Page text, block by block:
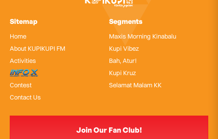
Sitemap
Home
About KUPIKUPI FM
Activities
InfoX
Contest
Contact Us
Segments
Maxis Morning Kinabalu
Kupi Vibez
Bah, Atur!
Kupi Kruz
Selamat Malam KK
Join Our Fan Club!